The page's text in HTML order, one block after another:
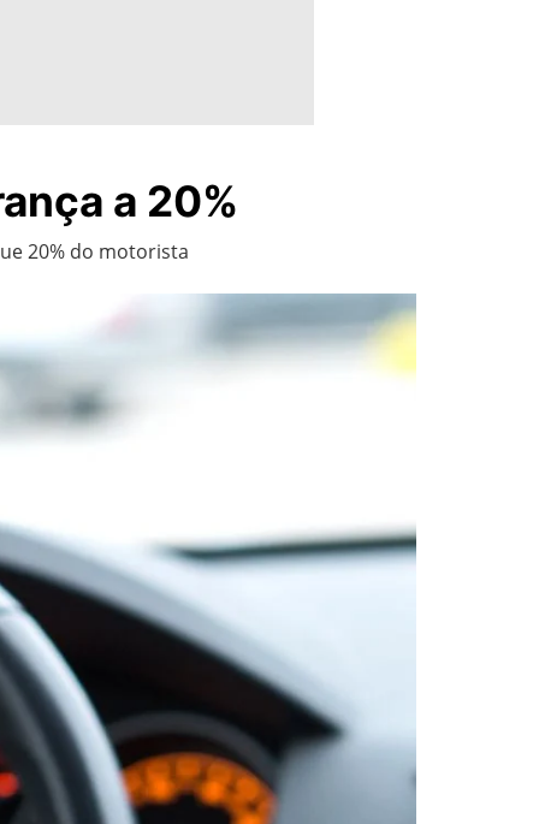
a 20%
20% do motorista